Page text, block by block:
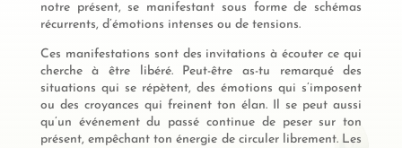
notre présent, se manifestant sous forme de schémas
récurrents, d’émotions intenses ou de tensions.
Ces manifestations sont des invitations à écouter ce qui
cherche à être libéré. Peut-être as-tu remarqué des
situations qui se répètent, des émotions qui s’imposent
ou des croyances qui freinent ton élan. Il se peut aussi
qu’un événement du passé continue de peser sur ton
présent, empêchant ton énergie de circuler librement. Les